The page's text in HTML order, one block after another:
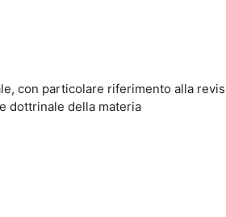
con particolare riferimento alla
dottrinale della materia